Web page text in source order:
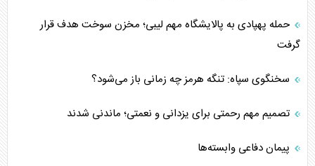
حمله پهپادی به پالایشگاه مهم لیبی؛ مخزن سوخت هدف قرار
گرفت
سخنگوی سپاه: تنگه هرمز چه زمانی باز می‌شود؟
تصمیم مهم رحمتی برای یزدانی و نعمتی؛ ماندنی شدند
پیمان دفاعی‌ وابسته‌ها